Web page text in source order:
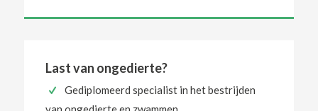
Last van ongedierte?
Gediplomeerd specialist in het bestrijden